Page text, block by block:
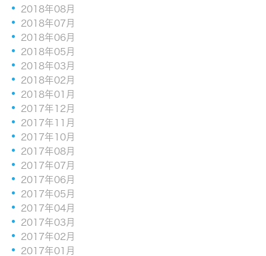
2018年08月
2018年07月
2018年06月
2018年05月
2018年03月
2018年02月
2018年01月
2017年12月
2017年11月
2017年10月
2017年08月
2017年07月
2017年06月
2017年05月
2017年04月
2017年03月
2017年02月
2017年01月